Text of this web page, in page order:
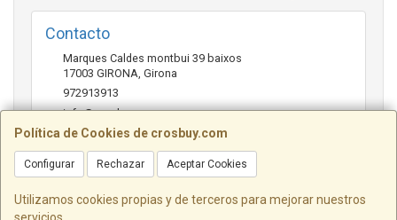
Política de Cookies de crosbuy.com
Configurar Rechazar Aceptar Cookies
Utilizamos cookies propias y de terceros para mejorar nuestros
Contacto
Marques Caldes montbui 39 baixos
17003 GIRONA Girona
972913913
info@crosbuy.com
Horario
de 10:00 a 13:30 y de 16:30 a 20:00